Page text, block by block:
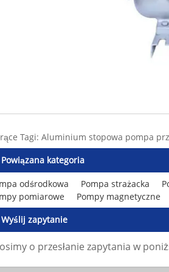
Tagi: Aluminium stopowa pompa
Powiązana kategoria
odśrodkowa Pompa strażacka
pomiarowe
Pompy magnetyczne
Wyślij zapytanie
o przesłanie zapytania w